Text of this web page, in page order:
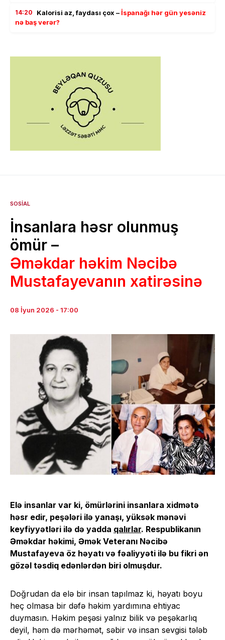
14:20 Kalorisi az, faydası çox –İspanağı hər gün yesəniz
nə baş verər?
SOSIAL
İnsanlara həsr olunmuş
ömür –
Əməkdar həkim Nəcibə
Mustafayevanın xatirəsinə
08 İyun 2026 - 17:00
Elə insanlar var ki, ömürlərini insanlara xidmətə
həsr edir, peşələri ilə yanaşı, yüksək mənəvi
keyfiyyətləri ilə də yadda qalırlar. Respublikanın
Əməkdar həkimi, Əmək Veteranı Nəcibə
Mustafayeva öz həyatı və fəaliyyəti ilə bu fikri ən
gözəl təsdiq edənlərdən biri olmuşdur.
Doğrudan da elə bir insan tapılmaz ki, həyatı boyu
heç olmasa bir dəfə həkim yardımına ehtiyac
duymasın. Həkim peşəsi yalnız bilik və peşəkarlıq
deyil, həm də mərhəmət, səbir və insan sevgisi tələb